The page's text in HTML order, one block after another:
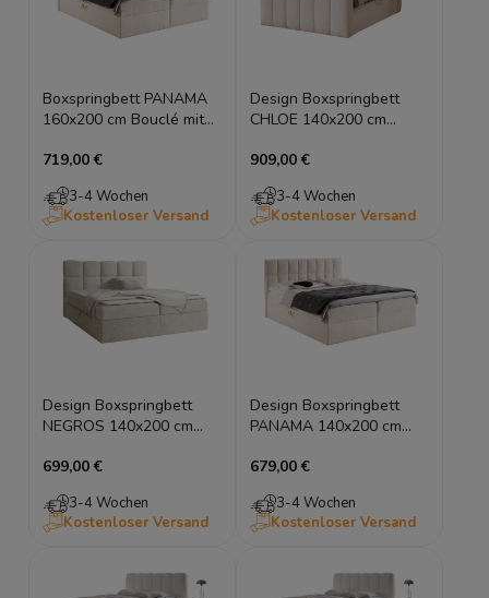
Boxspringbett PANAMA
160x200 cm Bouclé mit
719,00 €
3-4 Wochen
Kostenloser Versand
Design Boxspringbett
CHLOE 140x200 cm
Topper
909,00 €
3-4 Wochen
Kostenloser Versand
Design Boxspringbett
NEGROS 140x200 cm
Topper
699,00 €
3-4 Wochen
Kostenloser Versand
Design Boxspringbett
PANAMA 140x200 cm
Topper
679,00 €
3-4 Wochen
Kostenloser Versand